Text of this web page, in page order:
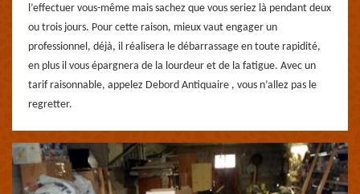
l’effectuer vous-même mais sachez que vous seriez là pendant deux
ou trois jours. Pour cette raison, mieux vaut engager un
professionnel, déjà, il réalisera le débarrassage en toute rapidité,
en plus il vous épargnera de la lourdeur et de la fatigue. Avec un
tarif raisonnable, appelez Debord Antiquaire , vous n’allez pas le
regretter.